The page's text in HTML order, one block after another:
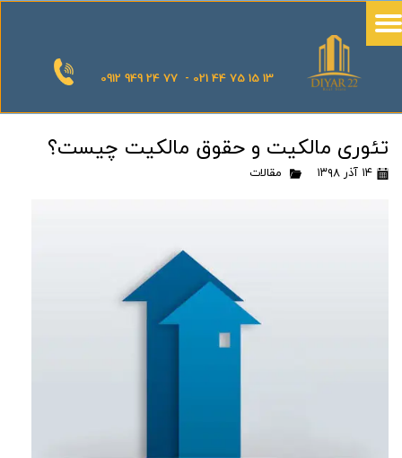
0912 949 24 77 - 021 44 75 15 13
تئوری مالکیت و حقوق مالکیت چیست؟
۱۴ آذر ۱۳۹۸ مقالات